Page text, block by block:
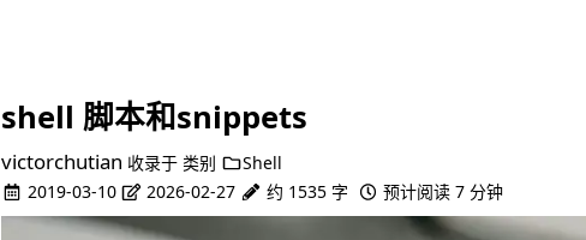
shell 脚本和snippets
victorchutian 收录于 类别
Shell
2019-03-10
2026-02-27 约 1535 字 预计阅读 7 分钟